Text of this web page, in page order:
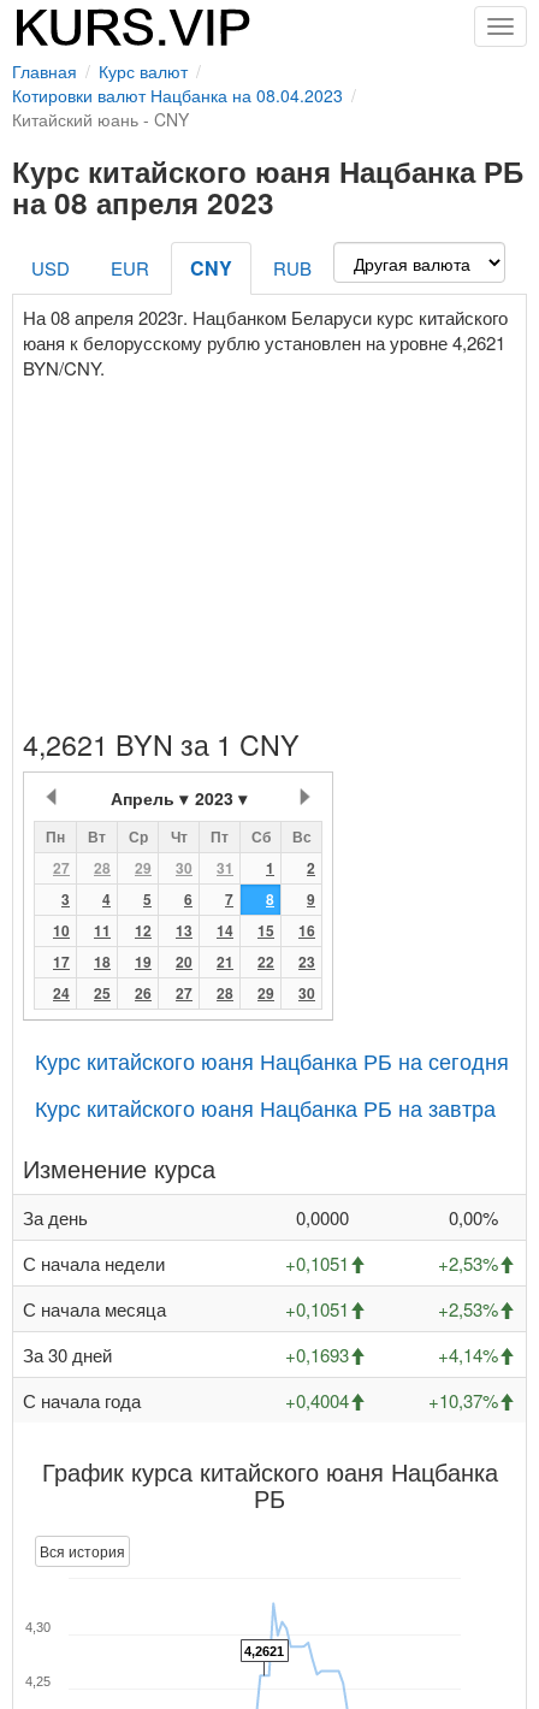
Главная
Курс валют
Котировки валют Нацбанка на 08.04.2023
Китайский юань - CNY
Курс китайского юаня Нацбанка РБ
на 08 апреля 2023
USD EUR CNY
RUB
На 08 апреля 2023г. Нацбанком Беларуси курс китайского
юаня к белорусскому рублю установлен на уровне 4,2621
BYN/CNY.
4,2621 BYN за 1 CNY
Апрель 2023
Пн Вт Ср Чт Пт Сб
Вс
27
28 29 30 31 1
2
3
4 5 6 7 8
9
10
11 12 13 14 15
16
17
18 19 20 21 22
23
24
25 26 27 28 29 30
Курс китайского юаня Нацбанка РБ на сегодня
Курс китайского юаня Нацбанка РБ на завтра
Изменение курса
За день 0,0000
0,00%
С начала недели
+0,1051
+2,53%
С начала месяца
+0,1051
+2,53%
За 30 дней
+0,1693
+4,14%
С начала года
+0,4004 +10,37%
График курса китайского юаня Нацбанка
РБ
Вся история
4,2621
4,25
4,30